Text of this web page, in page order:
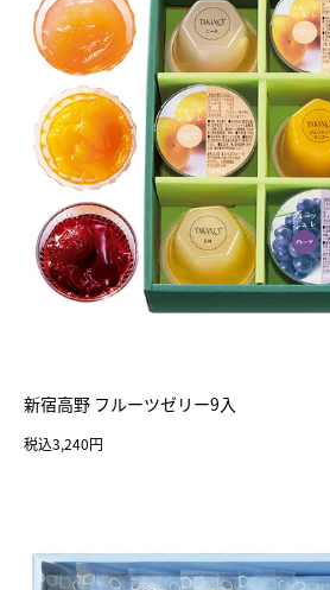
新宿高野 フルーツゼリー9入
税込3,240円